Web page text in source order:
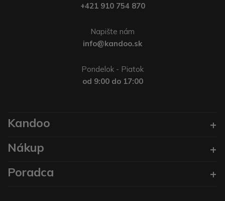
+421 910 754 870
Napište nám
info@kandoo.sk
Pondelok - Piatok
od 9:00 do 17:00
Kandoo
Nákup
Poradca